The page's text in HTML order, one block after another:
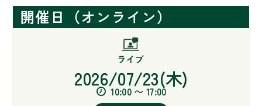
開催日（オンライン）
2026/07/23(木)
10:00 〜 17:00